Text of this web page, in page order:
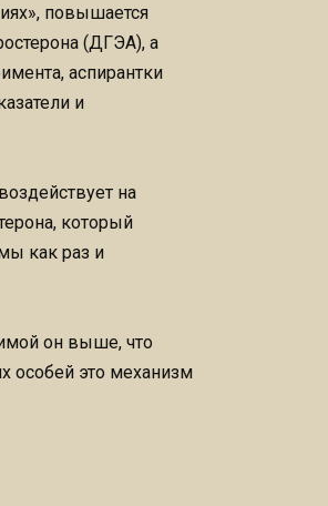
повышается
(ДГЭА), а
аспирантки
и
на
который
как раз и
он выше, что
особей это механизм